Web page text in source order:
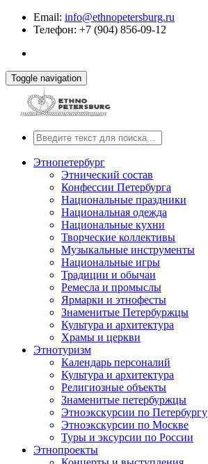
Email: info@ethnopetersburg.ru
Телефон: +7 (904) 856-09-12
Toggle navigation
Этнопетербург
Этнический состав
Конфессии Петербурга
Национальные праздники
Национальная одежда
Национальные кухни
Творческие коллективы
Музыкальные инструменты
Национальные игры
Традиции и обычаи
Ремесла и промыслы
Ярмарки и этнофесты
Знаменитые Петербуржцы
Культура и архитектура
Храмы и церкви
Этнотуризм
Календарь персоналий
Культура и архитектура
Религиозные объекты
Знаменитые петербуржцы
Этноэкскурсии по Петербургу
Этноэкскурсии по Москве
Туры и эксурсии по России
Этнопроекты